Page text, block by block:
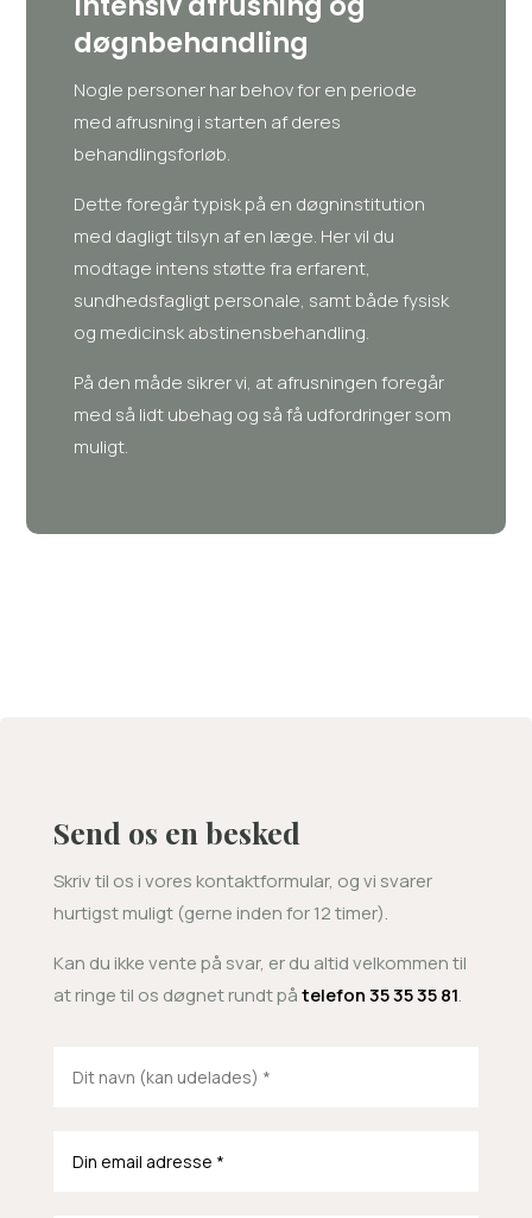
døgnbehandling
Nogle personer har behov for en periode
med afrusning i starten af deres
behandlingsforløb.
Dette foregår typisk på en døgninstitution
med dagligt tilsyn af en læge. Her vil du
modtage intens støtte fra erfarent,
sundhedsfagligt personale, samt både fysisk
og medicinsk abstinensbehandling.
På den måde sikrer vi, at afrusningen foregår
med så lidt ubehag og så få udfordringer som
muligt.
Send os en besked
Skriv til os i vores kontaktformular, og vi svarer
hurtigst muligt (gerne inden for 12 timer).
Kan du ikke vente på svar, er du altid velkommen til
at ringe til os døgnet rundt påtelefon 35 35 35 81.